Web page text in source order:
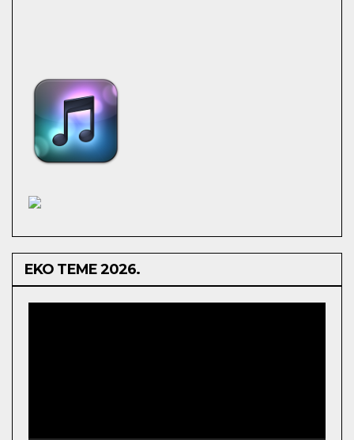
EKO TEME 2026.